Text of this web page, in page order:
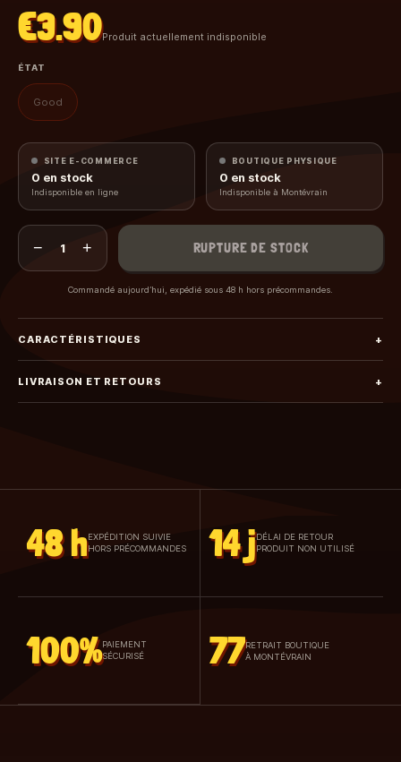
€3.90Produit actuellement indisponible
ÉTAT
Good
SITE E-COMMERCE
0 en stock
Indisponible en ligne
BOUTIQUE PHYSIQUE
0 en stock
Indisponible à Montévrain
− 1 + RUPTURE DE STOCK
Commandé aujourd’hui, expédié sous 48 h hors précommandes.
CARACTÉRISTIQUES +
LIVRAISON ET RETOURS +
48 h EXPÉDITION SUIVIE
HORS PRÉCOMMANDES
14 jDÉLAI DE RETOUR
PRODUIT NON UTILISÉ
100% PAIEMENT
SÉCURISÉ
77RETRAIT BOUTIQUE
À MONTÉVRAIN